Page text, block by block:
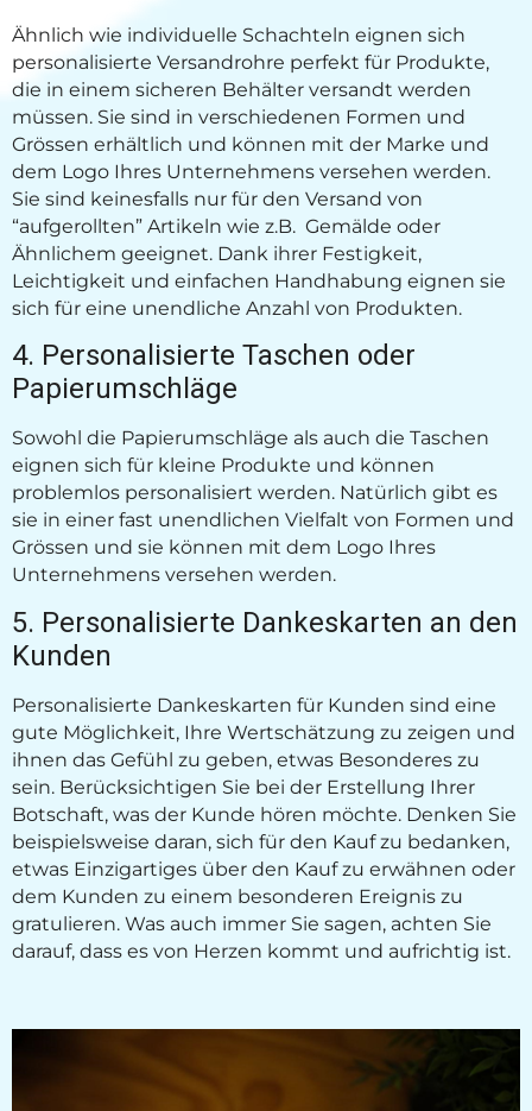
Ähnlich wie individuelle Schachteln eignen sich
personalisierte Versandrohre perfekt für Produkte,
die in einem sicheren Behälter versandt werden
müssen. Sie sind in verschiedenen Formen und
Grössen erhältlich und können mit der Marke und
dem Logo Ihres Unternehmens versehen werden.
Sie sind keinesfalls nur für den Versand von
“aufgerollten” Artikeln wie z.B. Gemälde oder
Ähnlichem geeignet. Dank ihrer Festigkeit,
Leichtigkeit und einfachen Handhabung eignen sie
sich für eine unendliche Anzahl von Produkten.
4. Personalisierte Taschen oder
Papierumschläge
Sowohl die Papierumschläge als auch die Taschen
eignen sich für kleine Produkte und können
problemlos personalisiert werden. Natürlich gibt es
sie in einer fast unendlichen Vielfalt von Formen und
Grössen und sie können mit dem Logo Ihres
Unternehmens versehen werden.
5. Personalisierte Dankeskarten an den
Kunden
Personalisierte Dankeskarten für Kunden sind eine
gute Möglichkeit, Ihre Wertschätzung zu zeigen und
ihnen das Gefühl zu geben, etwas Besonderes zu
sein. Berücksichtigen Sie bei der Erstellung Ihrer
Botschaft, was der Kunde hören möchte. Denken Sie
beispielsweise daran, sich für den Kauf zu bedanken,
etwas Einzigartiges über den Kauf zu erwähnen oder
dem Kunden zu einem besonderen Ereignis zu
gratulieren. Was auch immer Sie sagen, achten Sie
darauf, dass es von Herzen kommt und aufrichtig ist.